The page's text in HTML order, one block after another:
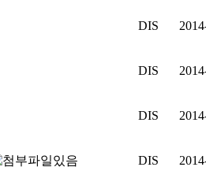
DIS
DIS
DIS
DIS